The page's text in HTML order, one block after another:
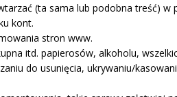
(ta sama lub podobna treść)
kont.
stron www.
itd. papierosów, alkoholu,
do usunięcia, ukrywaniu/